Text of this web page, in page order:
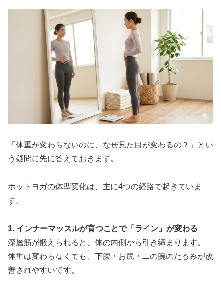
「体重が変わらないのに、なぜ見た目が変わるの？」とい
う疑問に先に答えておきます。
ホットヨガの体型変化は、主に4つの経路で起きていま
す。
1. インナーマッスルが育つことで「ライン」が変わる
深層筋が鍛えられると、体の内側から引き締まります。
体重は変わらなくても、下腹・お尻・二の腕のたるみが改
善されやすいです。